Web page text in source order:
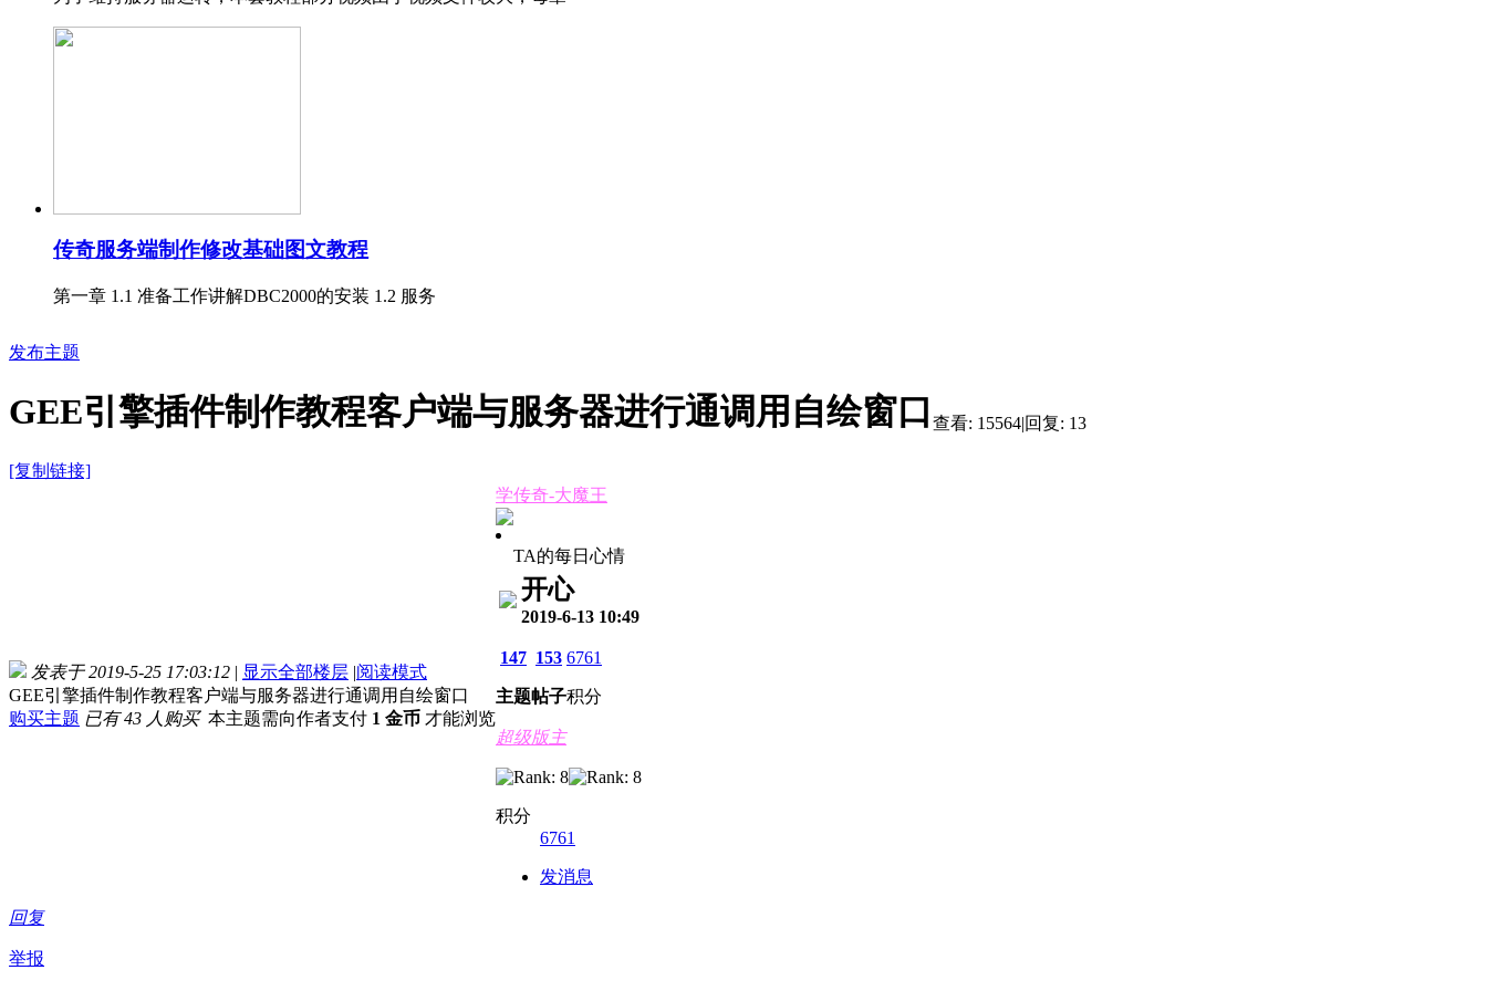
传奇服务端制作修改基础图文教程
第一章 1.1 准备工作讲解DBC2000的安装 1.2 服务
发布主题
GEE引擎插件制作教程客户端与服务器进行通调用自绘窗口
[复制链接]
查看: 15564|回复: 13
发表于 2019-5-25 17:03:12 | 显示全部楼层 |阅读模式
GEE引擎插件制作教程客户端与服务器进行通调用自绘窗口
购买主题 已有 43 人购买 本主题需向作者支付 1 金币 才能浏览
学传奇-大魔王
TA的每日心情
开心
2019-6-13 10:49
147
主题
153
帖子
6761
积分
超级版主
积分
6761
发消息
回复
举报